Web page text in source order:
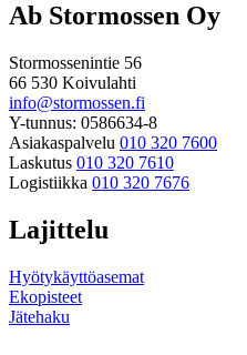
Ab Stormossen Oy
Stormossenintie 56
66 530 Koivulahti
info@stormossen.fi
Y-tunnus: 0586634-8
Asiakaspalvelu 010 320 7600
Laskutus 010 320 7610
Logistiikka 010 320 7676
Lajittelu
Hyötykäyttöasemat
Ekopisteet
Jätehaku